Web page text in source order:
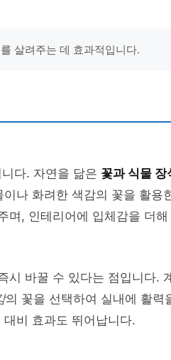
살려주는 데 효과적입니다.
다. 자연을 닮은 꽃과 식물 장
나 화려한 색감의 꽃을 활용
며, 인테리어에 입체감을 더해
시 바꿀 수 있다는 점입니다.
의 꽃을 선택하여 실내에 활력
비 효과도 뛰어납니다.